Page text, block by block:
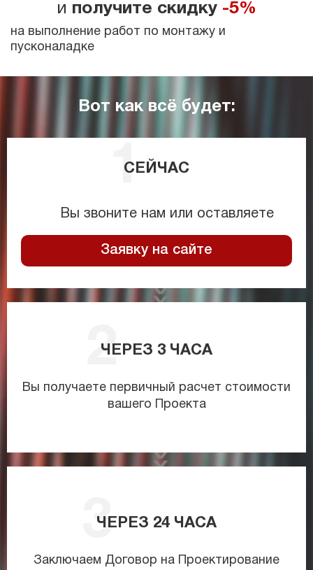
и получите скидку -5%
на выполнение работ по монтажу и
пусконаладке
Вот как всё будет:
СЕЙЧАС
Вы звоните нам или оставляете
Заявку на сайте
ЧЕРЕЗ 3 ЧАСА
Вы получаете первичный расчет стоимости
вашего Проекта
ЧЕРЕЗ 24 ЧАСА
Заключаем Договор на Проектирование